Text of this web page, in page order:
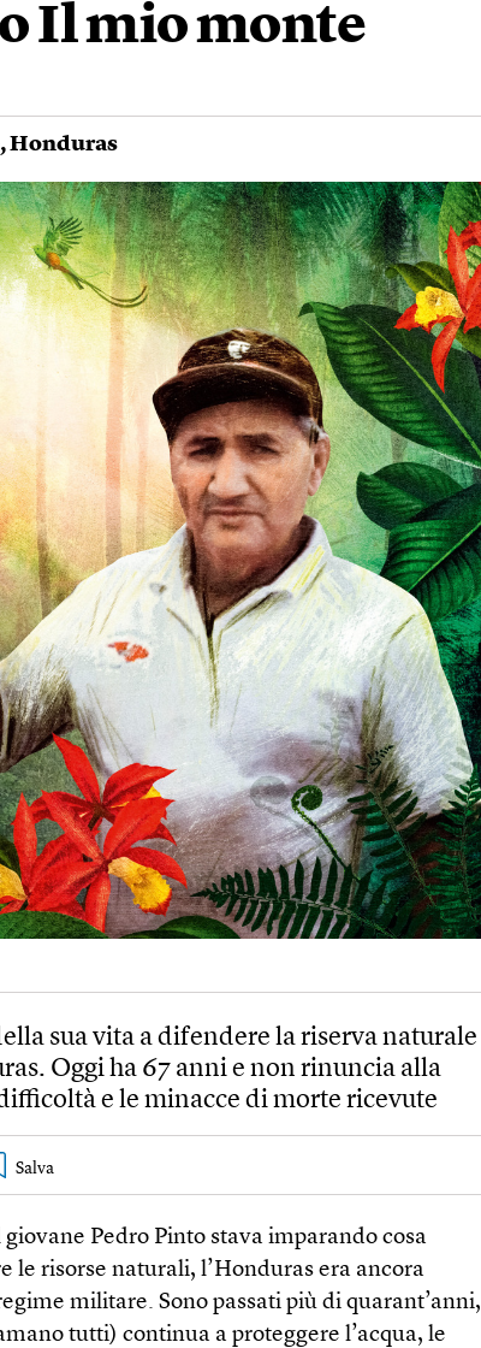
Il mio monte
,Honduras
sua vita a difendere la riserva naturale
Oggi ha 67 anni e non rinuncia alla
e le minacce di morte ricevute
Pedro Pinto stava imparando cosa
le risorse naturali, l’Honduras era ancora
militare. Sono passati più di quarant’anni,
tutti) continua a proteggere l’acqua, le